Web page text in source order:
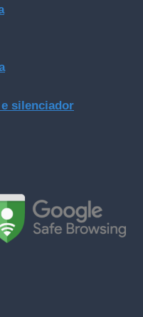
silenciador